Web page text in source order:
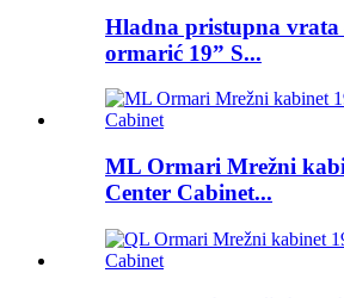
Hladna pristupna
ormarić 19” S...
ML Ormari Mrežni
Center Cabinet...